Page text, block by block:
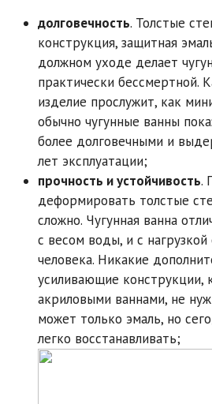
долговечность. Толстые
конструкция, защитная
должном уходе делает
практически бессмертной.
изделие прослужит, как
обычно чугунные ванны
более долговечными и
лет эксплуатации;
прочность и устойчивость.
деформировать толстые
сложно. Чугунная ванна
с весом воды, и с
человека. Никакие
усиливающие конструкции,
акриловыми ваннами, не
может только эмаль, но
легко восстанавливать;